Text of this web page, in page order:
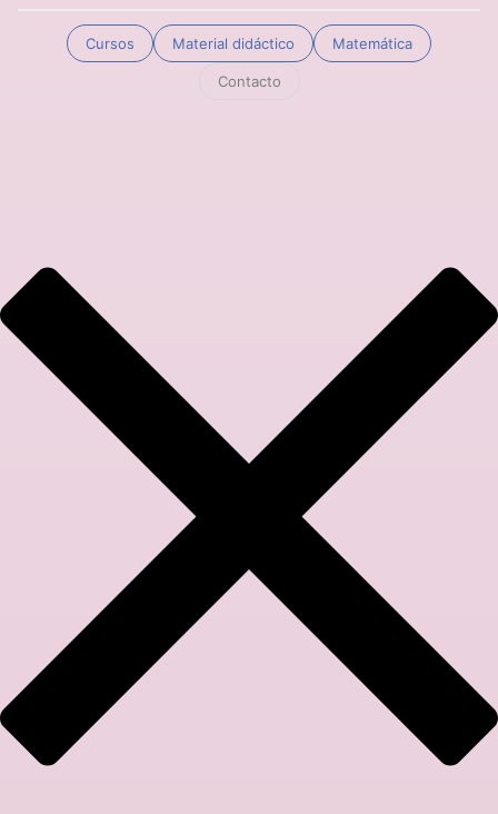
Cursos Material didáctico Matemática
Contacto